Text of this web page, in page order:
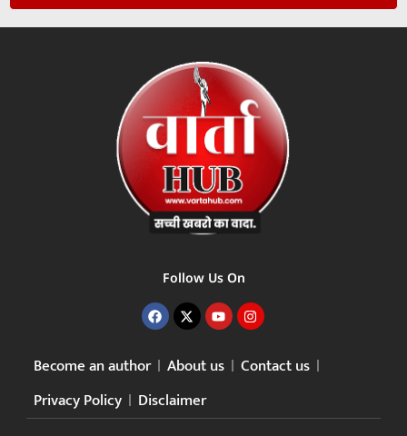
Follow Us On
Become an author About us
Contact us
Privacy Policy
Disclaimer